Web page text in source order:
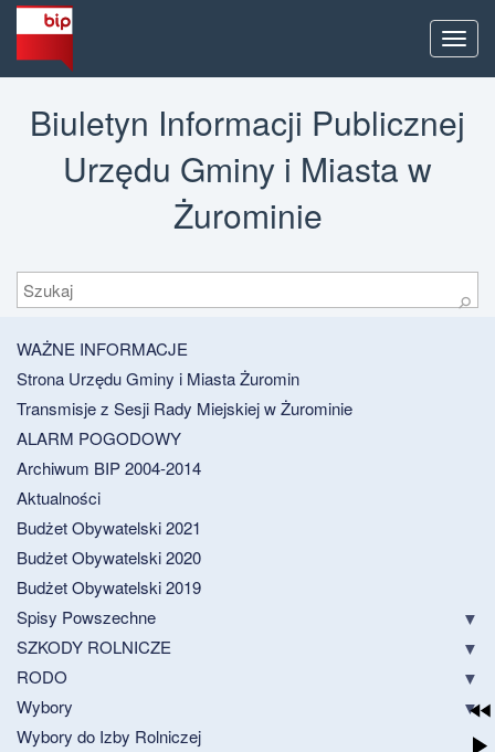
Menu
Biuletyn Informacji Publicznej
Urzędu Gminy i Miasta w
Żurominie
Szukaj
⚲
WAŻNE INFORMACJE
Strona Urzędu Gminy i Miasta Żuromin
Transmisje z Sesji Rady Miejskiej w Żurominie
ALARM POGODOWY
Archiwum BIP 2004-2014
Aktualności
Budżet Obywatelski 2021
Budżet Obywatelski 2020
Budżet Obywatelski 2019
Spisy Powszechne
SZKODY ROLNICZE
RODO
Wybory
Wybory do Izby Rolniczej